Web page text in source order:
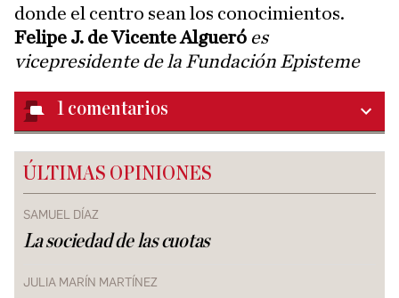
donde el centro sean los conocimientos.
Felipe J. de Vicente Algueró es
vicepresidente de la Fundación Episteme
1 comentarios
ÚLTIMAS OPINIONES
SAMUEL DÍAZ
La sociedad de las cuotas
JULIA MARÍN MARTÍNEZ